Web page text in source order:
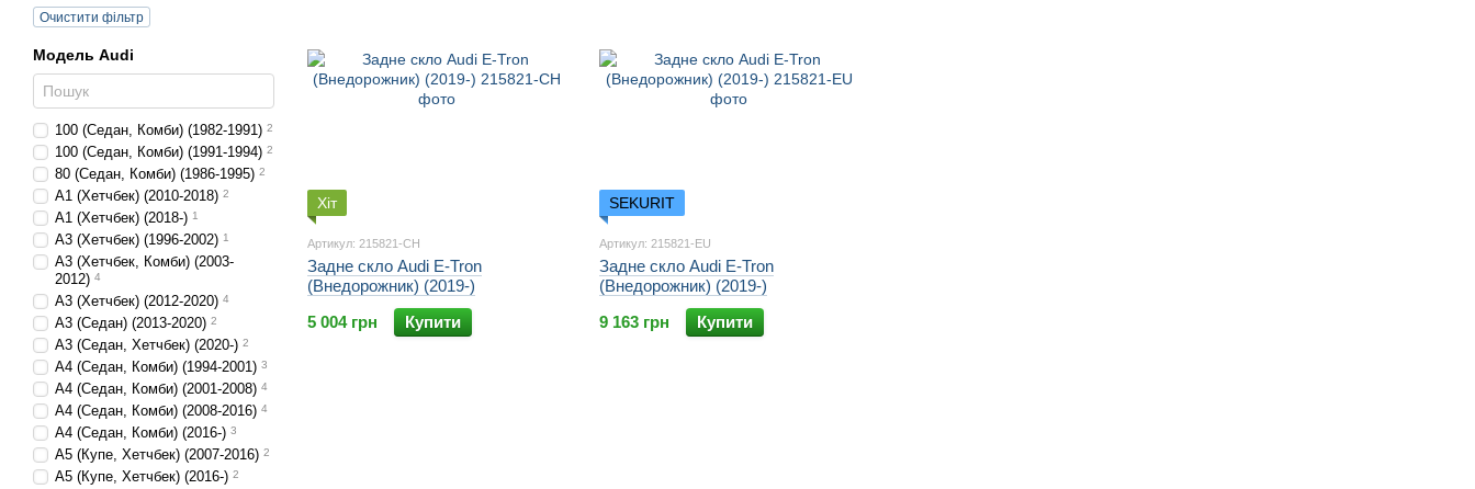
Хіт
Артикул: 215821-CH
Задне скло Audi E-Tron
(Внедорожник) (2019-)
5 004 грн
Купити
SEKURIT
Артикул: 215821-EU
Задне скло Audi E-Tron
(Внедорожник) (2019-)
9 163 грн
Купити
Очистити фільтр
Модель Audi
100 (Седан, Комби) (1982-1991) 2
100 (Седан, Комби) (1991-1994) 2
80 (Седан, Комби) (1986-1995) 2
A1 (Хетчбек) (2010-2018) 2
A1 (Хетчбек) (2018-) 1
A3 (Хетчбек) (1996-2002) 1
A3 (Хетчбек, Комби) (2003-
2012) 4
A3 (Хетчбек) (2012-2020) 4
A3 (Седан) (2013-2020) 2
A3 (Седан, Хетчбек) (2020-) 2
A4 (Седан, Комби) (1994-2001) 3
A4 (Седан, Комби) (2001-2008) 4
A4 (Седан, Комби) (2008-2016) 4
A4 (Седан, Комби) (2016-) 3
A5 (Купе, Хетчбек) (2007-2016) 2
A5 (Купе, Хетчбек) (2016-) 2